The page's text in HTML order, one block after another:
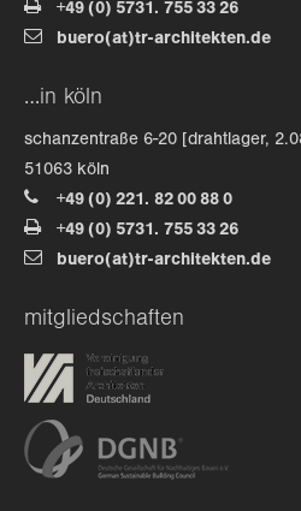
about us
lorem ipsum dolor sit amet,
aenean commodo ligula eget
sociis natoque penatibus et
montes, nascetur ridiculus
ultricies nec.
+49 (0) 5731. 755 33 26
buero(at)tr-architekten.de
…in köln
schanzentraße 6-20 [drahtlager,
51063 köln
+49 (0) 221. 82 00 88 0
+49 (0) 5731. 755 33 26
buero(at)tr-architekten.de
mitgliedschaften